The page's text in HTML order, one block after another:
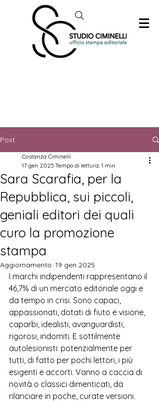
Post
Sara Scarafia, per la
Repubblica, sui piccoli,
geniali editori dei quali
curo la promozione
stampa
Costanza Ciminelli
17 gen 2025 Tempo di lettura: 1 min
Aggiornamento: 19 gen 2025
I marchi indipendenti rappresentano il
46,7% di un mercato editoriale oggi e
da tempo in crisi. Sono capaci,
appassionati, dotati di fiuto e visione,
caparbi, idealisti, avanguardisti,
rigorosi, indomiti. E sottilmente
autolesionisti: potenzialmente per
tutti, di fatto per pochi lettori, i più
esigenti e accorti. Vanno a caccia di
novità o classici dimenticati, da
rilanciare in poche, curate versioni.